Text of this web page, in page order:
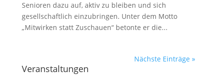
Senioren dazu auf, aktiv zu bleiben und sich
gesellschaftlich einzubringen. Unter dem Motto
„Mitwirken statt Zuschauen“ betonte er die...
Nächste Einträge »
Veranstaltungen